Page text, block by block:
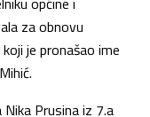
za obnovu
je pronašao ime
Prusina iz 7.a